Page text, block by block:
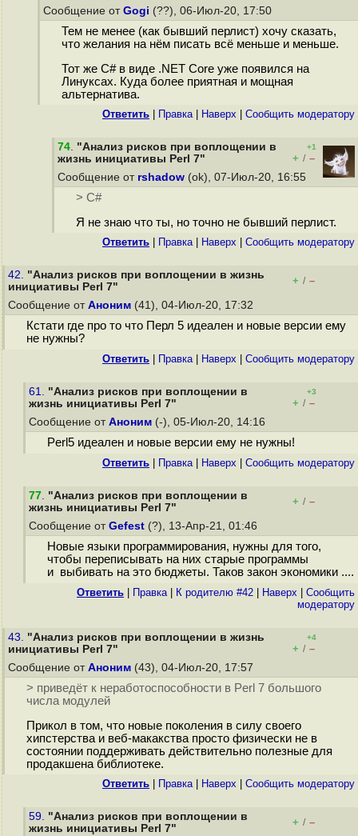
Сообщение от Gogi (??), 06-Июл-20, 17:50
Тем не менее (как бывший перлист) хочу сказать,
что желания на нём писать всё меньше и меньше.
Тот же C# в виде .NET Core уже появился на
Линуксах. Куда более приятная и мощная
альтернатива.
Ответить Правка| Наверх Cообщить модератору
74. "Анализ рисков при воплощении в
жизнь инициативы Perl 7"
+1
+ / –
Сообщение от rshadow (ok), 07-Июл-20, 16:55
> C#
Я не знаю что ты, но точно не бывший перлист.
Ответить Правка| Наверх Cообщить модератору
42. "Анализ рисков при воплощении в жизнь
инициативы Perl 7"
+ / –
Сообщение от Аноним (41), 04-Июл-20, 17:32
Кстати где про то что Перл 5 идеален и новые версии ему
не нужны?
Ответить Правка| Наверх Cообщить модератору
61. "Анализ рисков при воплощении в
жизнь инициативы Perl 7"
+3
+ / –
Сообщение от Аноним (-), 05-Июл-20, 14:16
Perl5 идеален и новые версии ему не нужны!
Ответить Правка| Наверх Cообщить модератору
77. "Анализ рисков при воплощении в
жизнь инициативы Perl 7"
+ / –
Сообщение от Gefest (?), 13-Апр-21, 01:46
Новые языки программирования, нужны для того,
чтобы переписывать на них старые программы
и выбивать на это бюджеты. Таков закон экономики ....
Ответить Правка| К родителю #42 Наверх
Cообщить
модератору
43. "Анализ рисков при воплощении в жизнь
инициативы Perl 7"
+4
+ / –
Сообщение от Аноним (43), 04-Июл-20, 17:57
> приведёт к неработоспособности в Perl 7 большого
числа модулей
Прикол в том, что новые поколения в силу своего
хипстерства и веб-макакства просто физически не в
состоянии поддерживать действительно полезные для
продакшена библиотеке.
Ответить Правка| Наверх Cообщить модератору
59. "Анализ рисков при воплощении в
жизнь инициативы Perl 7"
+ / –